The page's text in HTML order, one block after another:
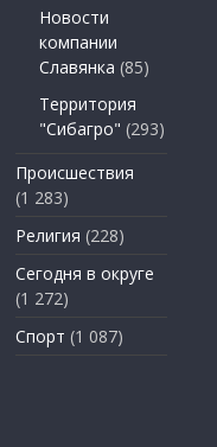
Новости
компании
Славянка (85)
Территория
"Сибагро" (293)
Происшествия
(1 283)
Религия (228)
Сегодня в округе
(1 272)
Спорт (1 087)